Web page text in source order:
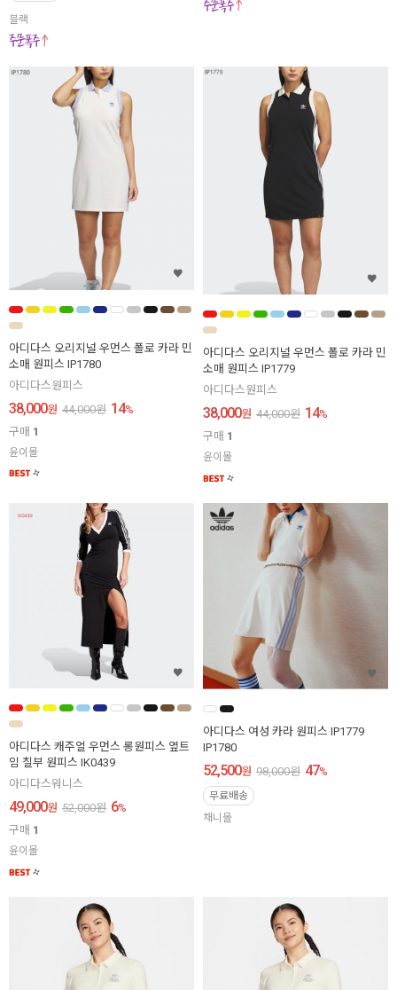
블랙
아디다스 오리지널 우먼스 폴로 카라 민
소매 원피스 IP1780
아디다스원피스
38,000원 44,000원 14%
구매 1
윤이몰
아디다스 오리지널 우먼스 폴로 카라 민
소매 원피스 IP1779
아디다스원피스
38,000원 44,000원 14%
구매 1
윤이몰
아디다스 캐주얼 우먼스 롱원피스 옆트
임 칠부 원피스 IK0439
아디다스워니스
49,000원 52,000원 6%
구매 1
윤이몰
아디다스 여성 카라 원피스 IP1779
IP1780
52,500원 98,000원 47%
무료배송
채니몰